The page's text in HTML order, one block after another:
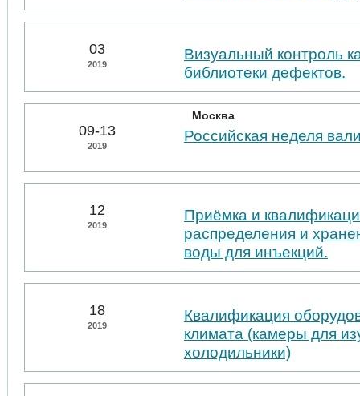
03
2019
Визуальный контроль
библиотеки дефектов.
09-13
2019
Москва
Российская неделя
12
2019
Приёмка и
распределения и
воды для инъекций.
18
2019
Квалификация
климата (камеры для
холодильники)